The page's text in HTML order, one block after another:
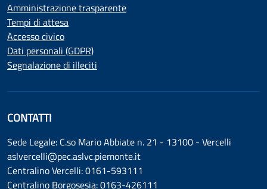
Amministrazione trasparente
Tempi di attesa
Accesso civico
Dati personali (GDPR)
Segnalazione di illeciti
CONTATTI
Sede Legale: C.so Mario Abbiate n. 21 - 13100 - Vercelli
aslvercelli@pec.aslvc.piemonte.it
Centralino Vercelli: 0161-593111
Centralino Borgosesia: 0163-426111